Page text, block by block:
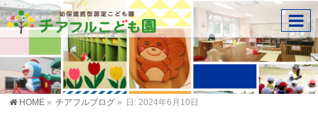
HOME » チアフルブログ » 日: 2024年6月10日